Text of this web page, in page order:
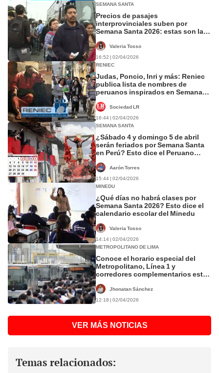
SEMANA SANTA
Precios de pasajes
interprovinciales suben por
Semana Santa 2026: estas son las
Valeria Tosso
16:52 | 02/04/2026
RENIEC
Judas, Poncio, Inri y más: Reniec
publica lista de nombres de
peruanos inspirados en Semana
Sociedad LR
16:44 | 02/04/2026
SEMANA SANTA
¿Sábado 4 y domingo 5 de abril
serán feriados por Semana Santa
en Perú? Esto dice el Peruano
Aarón Torres
15:44 | 02/04/2026
MINEDU
¿Qué días no habrá clases por
Semana Santa 2026? Esto dice el
calendario escolar del Minedu
Valeria Tosso
14:14 | 02/04/2026
METROPOLITANO DE LIMA
Conoce el horario especial del
Metropolitano, Línea 1 y
corredores complementarios este
Jhonatan Sánchez
12:18 | 02/04/2026
VER MÁS NOTICIAS
Temas relacionados: